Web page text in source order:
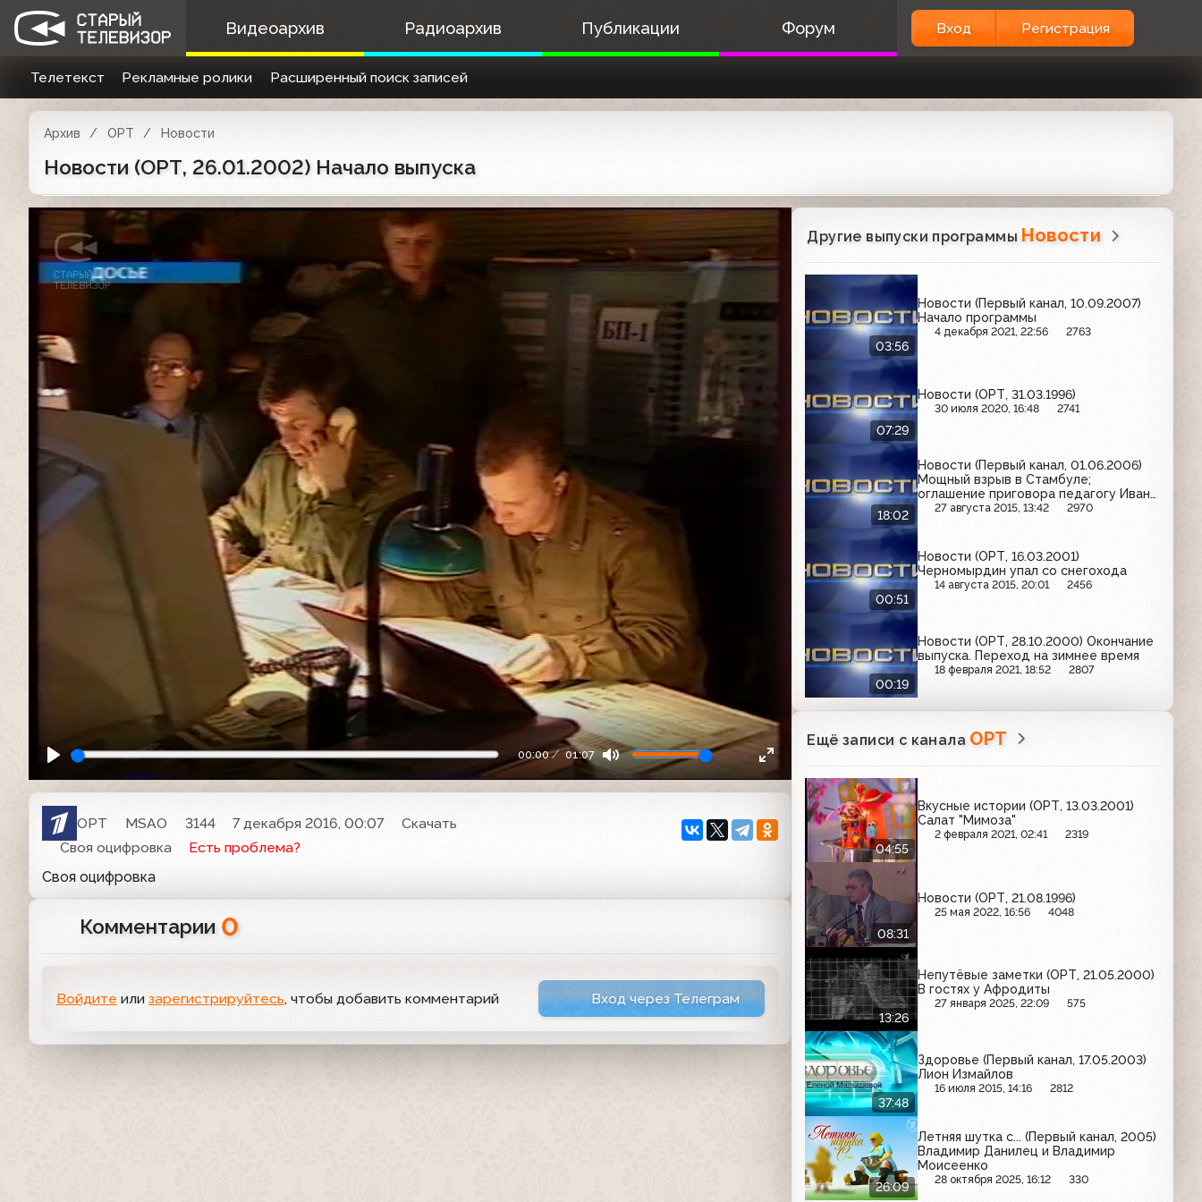
Видеоархив Радиоархив Публикации Форум Вход Регистрация
Телетекст Рекламные ролики Расширенный поиск записей
Архив ОРТ Новости
Новости (ОРТ, 26.01.2002) Начало выпуска
00:00 01:07
ОРТ MSAO 3144 7 декабря 2016, 00:07
Скачать
Своя оцифровка
Есть проблема?
Своя оцифровка
Комментарии 0
Войдите или зарегистрируйтесь, чтобы добавить комментарий Вход через Телеграм
Другие выпуски программы Новости
03:56
Новости (Первый канал, 10.09.2007)
Начало программы
4 декабря 2021, 22:56 2763
07:29
Новости (ОРТ, 31.03.1996)
30 июля 2020, 16:48 2741
18:02
Новости (Первый канал, 01.06.2006)
Мощный взрыв в Стамбуле;
оглашение приговора педагогу Ивану
Солдатову в Нижнем Тагиле;
27 августа 2015, 13:42 2970
00:51
Новости (ОРТ, 16.03.2001)
Черномырдин упал со снегохода
14 августа 2015, 20:01 2456
00:19
Новости (ОРТ, 28.10.2000) Окончание
выпуска. Переход на зимнее время
18 февраля 2021, 18:52 2807
Ещё записи с канала ОРТ
04:55
Вкусные истории (ОРТ, 13.03.2001)
Салат "Мимоза"
2 февраля 2021, 02:41 2319
08:31
Новости (ОРТ, 21.08.1996)
25 мая 2022, 16:56 4048
13:26
Непутёвые заметки (ОРТ, 21.05.2000)
В гостях у Афродиты
27 января 2025, 22:09 575
37:48
Здоровье (Первый канал, 17.05.2003)
Лион Измайлов
16 июля 2015, 14:16 2812
26:09
Летняя шутка с... (Первый канал, 2005)
Владимир Данилец и Владимир
Моисеенко
28 октября 2025, 16:12 330